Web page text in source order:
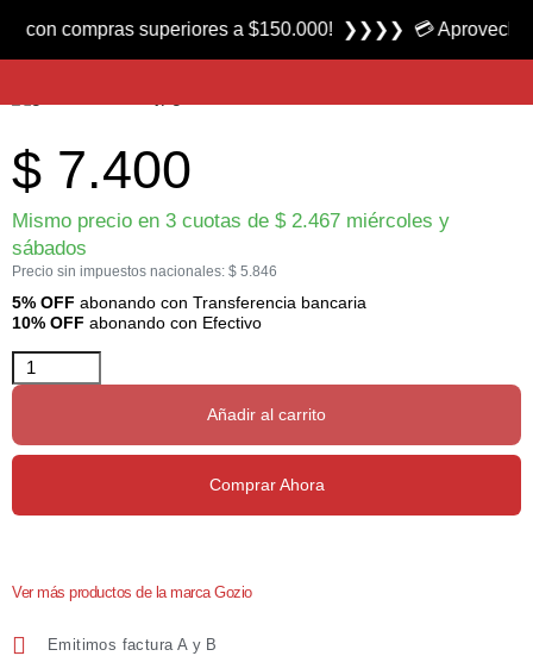
Producto nuevo
Señuelo Lure Soft marca Gozio
$ 7.400
Mismo precio en 3 cuotas de $2.467 miércoles y
sábados
Precio sin impuestos nacionales: $ 5.846
5% OFF abonando con Transferencia bancaria
10% OFF abonando con Efectivo
Añadir al carrito
Comprar Ahora
Ver más productos de la marca Gozio
Emitimos factura A y B
superiores a $150.000! ❯❯❯❯ 💳 Aprovecha las 3